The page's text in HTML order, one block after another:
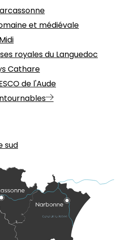
et médiévale
royales du Languedoc
Cathare
de l'Aude
sud